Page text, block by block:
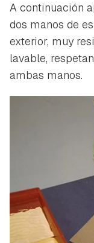
A continuación
dos manos de
exterior, muy
lavable,
ambas manos.